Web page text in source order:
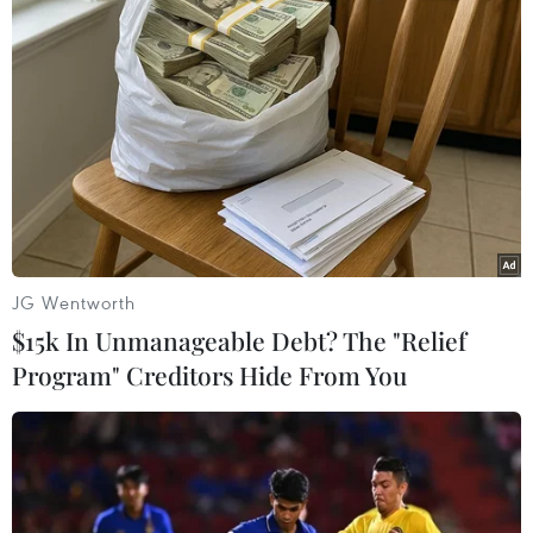
Theo dõi VietnamPlus
TIN LIÊN QUAN
JG Wentworth
$15k In Unmanageable Debt? The "Relief
Program" Creditors Hide From You